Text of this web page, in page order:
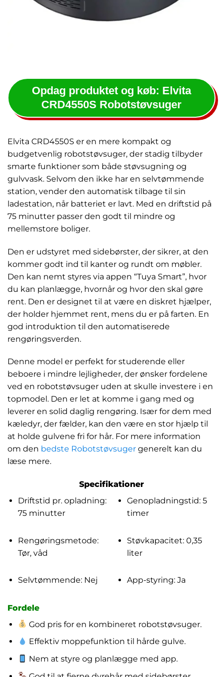
Opdag produktet og køb: Elvita
CRD4550S Robotstøvsuger
Elvita CRD4550S er en mere kompakt og
budgetvenlig robotstøvsuger, der stadig tilbyder
smarte funktioner som både støvsugning og
gulvvask. Selvom den ikke har en selvtømmende
station, vender den automatisk tilbage til sin
ladestation, når batteriet er lavt. Med en driftstid på
75 minutter passer den godt til mindre og
mellemstore boliger.
Den er udstyret med sidebørster, der sikrer, at den
kommer godt ind til kanter og rundt om møbler.
Den kan nemt styres via appen “Tuya Smart”, hvor
du kan planlægge, hvornår og hvor den skal gøre
rent. Den er designet til at være en diskret hjælper,
der holder hjemmet rent, mens du er på farten. En
god introduktion til den automatiserede
rengøringsverden.
Denne model er perfekt for studerende eller
beboere i mindre lejligheder, der ønsker fordelene
ved en robotstøvsuger uden at skulle investere i en
topmodel. Den er let at komme i gang med og
leverer en solid daglig rengøring. Især for dem med
kæledyr, der fælder, kan den være en stor hjælp til
at holde gulvene fri for hår. For mere information
om den bedste Robotstøvsuger generelt kan du
læse mere.
Specifikationer
Driftstid pr. opladning:
75 minutter
Genopladningstid: 5
timer
Rengøringsmetode:
Tør, våd
Støvkapacitet: 0,35
liter
Selvtømmende: Nej App-styring: Ja
Fordele
God pris for en kombineret robotstøvsuger.
Effektiv moppefunktion til hårde gulve.
Nem at styre og planlægge med app.